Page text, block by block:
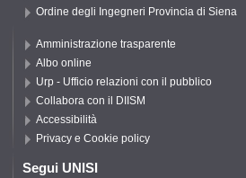
Ordine degli Ingegneri Provincia di Siena
Amministrazione trasparente
Albo online
Urp - Ufficio relazioni con il pubblico
Collabora con il DIISM
Accessibilità
Privacy e Cookie policy
Segui UNISI